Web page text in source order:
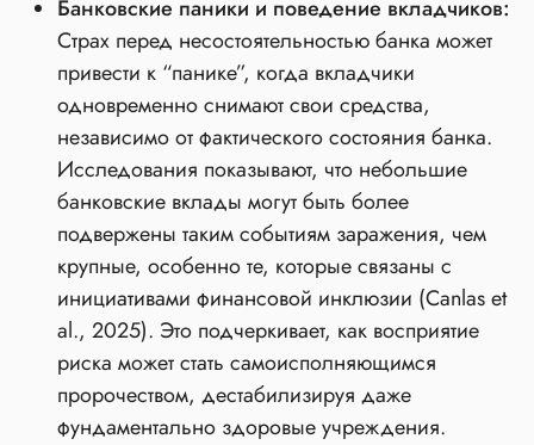
Банковские паники и поведение вкладчиков:
Страх перед несостоятельностью банка может
привести к “панике”, когда вкладчики
одновременно снимают свои средства,
независимо от фактического состояния банка.
Исследования показывают, что небольшие
банковские вклады могут быть более
подвержены таким событиям заражения, чем
крупные, особенно те, которые связаны с
инициативами финансовой инклюзии (Canlas et
al., 2025). Это подчеркивает, как восприятие
риска может стать самоисполняющимся
пророчеством, дестабилизируя даже
фундаментально здоровые учреждения.